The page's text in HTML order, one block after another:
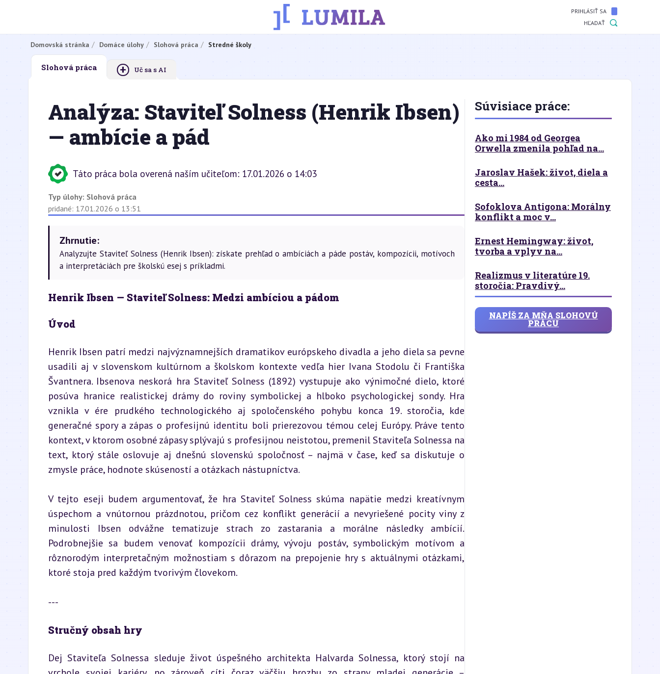
PRIHLÁSIŤ SA
HĽADAŤ
Domovská stránka Domáce úlohy Slohová práca Stredné školy
Slohová práca + Uč sa s AI
Analýza: Staviteľ Solness (Henrik Ibsen)
— ambície a pád
Táto práca bola overená naším učiteľom: 17.01.2026 o 14:03
Typ úlohy: Slohová práca
pridané: 17.01.2026 o 13:51
Zhrnutie:
Analyzujte Staviteľ Solness (Henrik Ibsen): získate prehľad o ambíciách a páde postáv, kompozícii, motívoch
a interpretáciách pre školskú esej s príkladmi.
Henrik Ibsen — Staviteľ Solness: Medzi ambíciou a pádom
Úvod
Henrik Ibsen patrí medzi najvýznamnejších dramatikov európskeho divadla a jeho diela sa pevne
usadili aj v slovenskom kultúrnom a školskom kontexte vedľa hier Ivana Stodolu či Františka
Švantnera. Ibsenova neskorá hra Staviteľ Solness (1892) vystupuje ako výnimočné dielo, ktoré
posúva hranice realistickej drámy do roviny symbolickej a hlboko psychologickej sondy. Hra
vznikla v ére prudkého technologického aj spoločenského pohybu konca 19. storočia, kde
generačné spory a zápas o profesijnú identitu boli prierezovou témou celej Európy. Práve tento
kontext, v ktorom osobné zápasy splývajú s profesijnou neistotou, premenil Staviteľa Solnessa na
text, ktorý stále oslovuje aj dnešnú slovenskú spoločnosť – najmä v čase, keď sa diskutuje o
zmysle práce, hodnote skúseností a otázkach nástupníctva.
V tejto eseji budem argumentovať, že hra Staviteľ Solness skúma napätie medzi kreatívnym
úspechom a vnútornou prázdnotou, pričom cez konflikt generácií a nevyriešené pocity viny z
minulosti Ibsen odvážne tematizuje strach zo zastarania a morálne následky ambícií.
Podrobnejšie sa budem venovať kompozícii drámy, vývoju postáv, symbolickým motívom a
rôznorodým interpretačným možnostiam s dôrazom na prepojenie hry s aktuálnymi otázkami,
ktoré stoja pred každým tvorivým človekom.
---
Stručný obsah hry
Dej Staviteľa Solnessa sleduje život úspešného architekta Halvarda Solnessa, ktorý stojí na
Súvisiace práce:
Ako mi 1984 od Georgea
Orwella zmenila pohľad na...
Jaroslav Hašek: život, diela a
cesta...
Sofoklova Antigona: Morálny
konflikt a moc v...
Ernest Hemingway: život,
tvorba a vplyv na...
Realizmus v literatúre 19.
storočia: Pravdivý...
NAPÍŠ ZA MŇA SLOHOVÚ
PRÁCU